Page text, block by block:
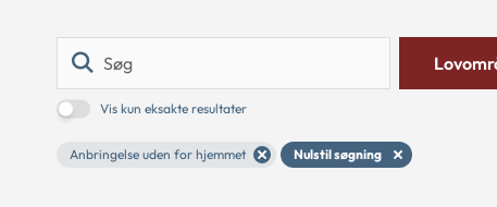
Vis kun eksakte resultater
Anbringelse uden for hjemmet Nulstil søgning